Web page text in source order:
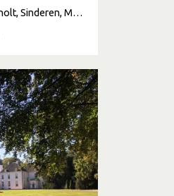
Ulft, 's Heerenberg, Anholt, Sinderen, Megchelen